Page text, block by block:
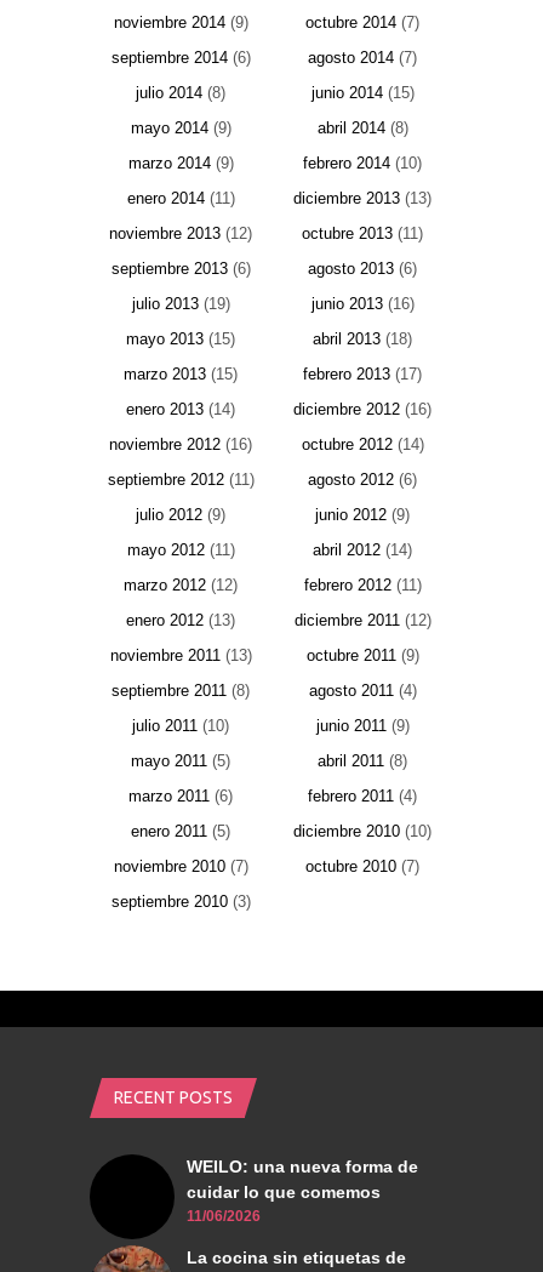
noviembre 2014(9) octubre 2014 (7)
septiembre 2014(6) agosto 2014 (7)
julio 2014 (8) junio 2014(15)
mayo 2014(9) abril 2014(8)
marzo 2014(9) febrero 2014 (10)
enero 2014(11) diciembre 2013 (13)
noviembre 2013 (12) octubre 2013 (11)
septiembre 2013(6) agosto 2013 (6)
julio 2013(19) junio 2013(16)
mayo 2013 (15) abril 2013 (18)
marzo 2013 (15) febrero 2013 (17)
enero 2013 (14) diciembre 2012 (16)
noviembre 2012 (16) octubre 2012(14)
septiembre 2012(11) agosto 2012 (6)
julio 2012 (9) junio 2012 (9)
mayo 2012(11) abril 2012 (14)
marzo 2012 (12) febrero 2012(11)
enero 2012 (13) diciembre 2011(12)
noviembre 2011(13) octubre 2011(9)
septiembre 2011 (8) agosto 2011(4)
julio 2011 (10) junio 2011(9)
mayo 2011 (5) abril 2011 (8)
marzo 2011 (6) febrero 2011 (4)
enero 2011 (5) diciembre 2010 (10)
noviembre 2010(7) octubre 2010 (7)
septiembre 2010(3)
RECENT POSTS
WEILO: una nueva forma de
cuidar lo que comemos
11/06/2026
La cocina sin etiquetas de